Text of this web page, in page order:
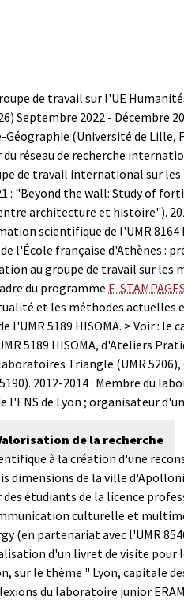
de travail sur l'UE
Septembre 2022 - Décembre
(Université de Lille,
réseau de recherche
de travail international sur
: "Beyond the wall: Study of
architecture et histoire").
scientifique de l'UMR 8164
l'École française d'Athènes :
au groupe de travail sur les
du programme E-STAMPAGES
et les méthodes actuelles
l'UMR 5189 HISOMA. > Voir : le
5189 HISOMA, d'Ateliers
Triangle (UMR 5206),
2012-2014 : Membre du
l'ENS de Lyon ; organisateur
de la recherche
à la création d'une
dimensions de la ville
des étudiants de la licence
culturelle et
(en partenariat avec l'UMR
d'un livret de visite pour
sur le thème " Lyon, capitale
du laboratoire junior